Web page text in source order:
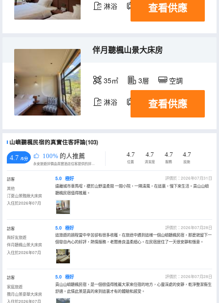
淋浴 電視機
查看供應
伴月聽楓山景大床房
35㎡ 3層 空調
淋浴 電視機
查看供應
山嶼聽楓民宿的真實住客評論(103)
4.7 /5分 100% 的人推薦
永安旅遊評價由真實酒店住客提供的評價。
4.7
位置
4.7
清潔度
4.7
服務
4.7
設施
訪客
其他
汀夏山景雅緻大床房
入住於2026年07月
5.0 極好
評價於：2026年07月31日
遠離城市車馬喧，棲於山野温柔間 一間小院，一隅清風，在這裏，慢下來生活。貢山山嶼
聽楓民宿值得推薦。
訪客
與好友旅遊
伴月聽楓山景大床房
入住於2026年07月
5.0 極好
評價於：2026年07月28日
這旅遊的過程當中辛苦卻有很多收穫，在旅途中遇到這樣一個山嶼聽楓民宿，那麼就留下一
個發自內心的好評，熱情服務，老闆善良温柔細心。在民宿居住了一天很安靜和愜意。
訪客
家庭旅遊
攬月山景豪華大床房
入住於2026年07月
5.0 極好
評價於：2026年07月28日
貢山山嶼聽楓民宿，是一個很值得推薦大家來住宿的地方，心靈深處的安靜，乾淨整潔衞生
舒適。此情此景是真的來到這裏才有的體驗和感受。